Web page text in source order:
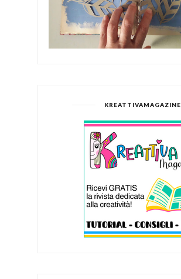
KREATTIVAMAGAZINE